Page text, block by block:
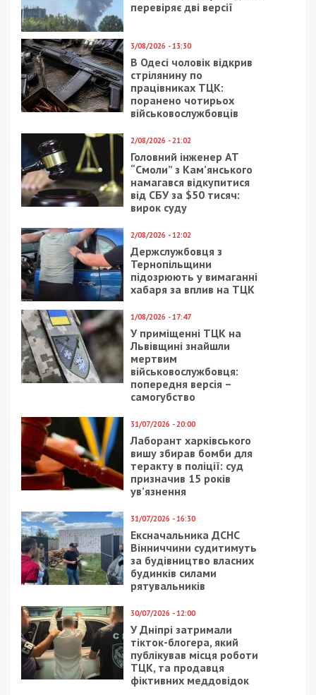
8/08/2024 - 15:00
На Закарпатті депутат
забороненої партії
«ОПЗЖ» намагався
виїхати з України
21/09/2017 - 10:01
В Днепре поймали
грабителей, которые
орудовали в лифтах
23/12/2019 - 14:24
Кто из Днепра вошел в
рейтинг самых
вдохновляющих
бизнесменов
19/08/2025 - 16:30
Колишня інспекторка
років тюрми за роботу
на росіян під час
окупації Херсонщини
5/08/2026 - 13:24
У Хмельницькому директора мовної школи
підозрюють у розбещенні учениць